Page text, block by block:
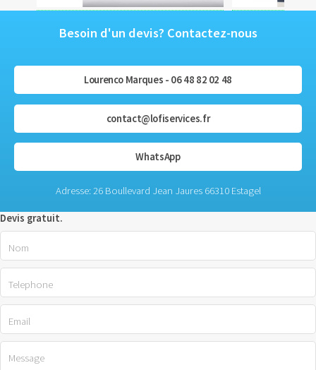
Besoin d'un devis? Contactez-nous
Lourenco Marques - 06 48 82 02 48
contact@lofiservices.fr
WhatsApp
Adresse: 26 Boullevard Jean Jaures 66310 Estagel
Devis gratuit.